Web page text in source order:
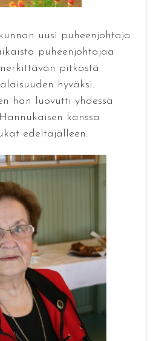
uusi puheenjohtaja
puheenjohtajaa
pitkästä
hyväksi.
hän luovutti yhdessä
kanssa
edeltäjälleen.